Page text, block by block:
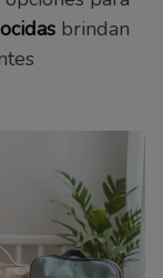
brindan